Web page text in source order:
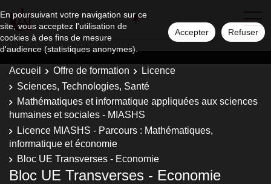
En poursuivant votre navigation sur ce
site, vous acceptez l'utilisation de
cookies à des fins de mesure
d'audience (statistiques anonymes).
Accepter Refuser
Accueil Offre de formation
Licence
Sciences, Technologies, Santé
Mathématiques et informatique appliquées aux sciences
humaines et sociales - MIASHS
Licence MIASHS - Parcours : Mathématiques,
informatique et économie
Bloc UE Transverses - Economie
Bloc UE Transverses - Economie